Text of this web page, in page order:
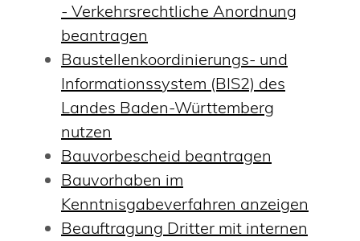
- Verkehrsrechtliche Anordnung
beantragen
Baustellenkoordinierungs- und
Informationssystem (BIS2) des
Landes Baden-Württemberg
nutzen
Bauvorbescheid beantragen
Bauvorhaben im
Kenntnisgabeverfahren anzeigen
Beauftragung Dritter mit internen